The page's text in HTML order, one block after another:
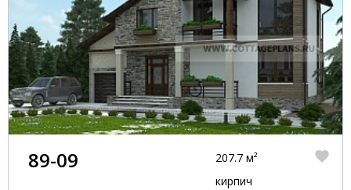
89-09
207.7 м²
кирпич